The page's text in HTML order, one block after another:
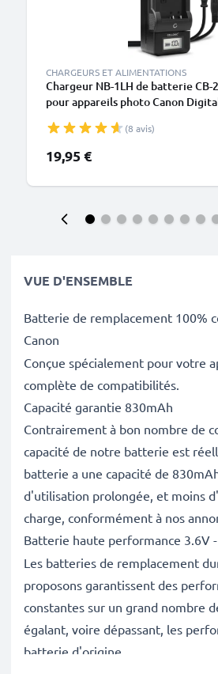
CHARGEURS ET ALIMENTATIONS
Chargeur NB-1LH de batterie CB-
pour appareils photo Canon
IXUS V3 V2 de CELLONIC
(8 avis)
19,95 €
VUE D'ENSEMBLE
Batterie de remplacement 100%
Canon
Conçue spécialement pour votre
complète de compatibilités.
Capacité garantie 830mAh
Contrairement à bon nombre de
capacité de notre batterie est
batterie a une capacité de
d'utilisation prolongée, et moins
charge, conformément à nos
Batterie haute performance 3.6V
Les batteries de remplacement
proposons garantissent des
constantes sur un grand nombre
égalant, voire dépassant, les
batterie d'origine.